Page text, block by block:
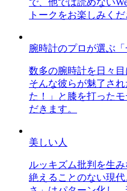
で、他では読めない
トークをお楽しみくだ
腕時計のプロが選ぶ「
数多の腕時計を日々目
そんな彼らが魅了さ
た！」と膝を打った
だきます。
美しい人
ルッキズム批判を生
絶えることのない現